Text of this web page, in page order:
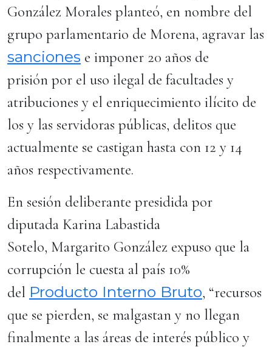
González Morales planteó, en nombre del
grupo parlamentario de Morena, agravar las
sanciones e imponer 20 años de
prisión por el uso ilegal de facultades y
atribuciones y el enriquecimiento ilícito de
los y las servidoras públicas, delitos que
actualmente se castigan hasta con 12 y 14
años respectivamente.
En sesión deliberante presidida por
diputada Karina Labastida
Sotelo, Margarito González expuso que la
corrupción le cuesta al país 10%
del Producto Interno Bruto, “recursos
que se pierden, se malgastan y no llegan
finalmente a las áreas de interés público y